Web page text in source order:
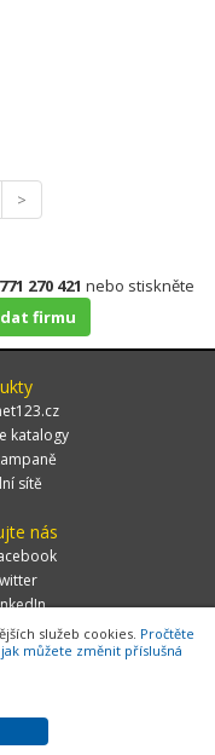
>
270 421 nebo stiskněte
firmu
katalogy
sítě
nás
4, 106 00 Praha 10, tel.:
Cookies
služeb cookies. Pročtěte
můžete změnit příslušná